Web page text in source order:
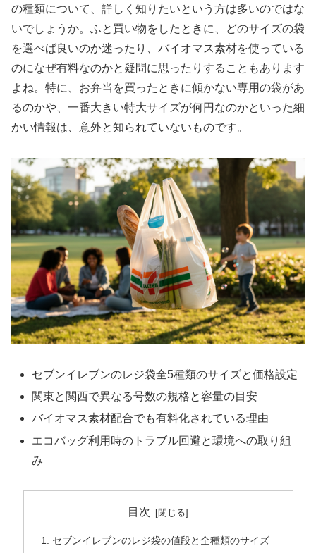
の種類について、詳しく知りたいという方は多いのではな
いでしょうか。ふと買い物をしたときに、どのサイズの袋
を選べば良いのか迷ったり、バイオマス素材を使っている
のになぜ有料なのかと疑問に思ったりすることもあります
よね。特に、お弁当を買ったときに傾かない専用の袋があ
るのかや、一番大きい特大サイズが何円なのかといった細
かい情報は、意外と知られていないものです。
セブンイレブンのレジ袋全5種類のサイズと価格設定
関東と関西で異なる号数の規格と容量の目安
バイオマス素材配合でも有料化されている理由
エコバッグ利用時のトラブル回避と環境への取り組
み
目次
セブンイレブンのレジ袋の値段と全種類のサイズ